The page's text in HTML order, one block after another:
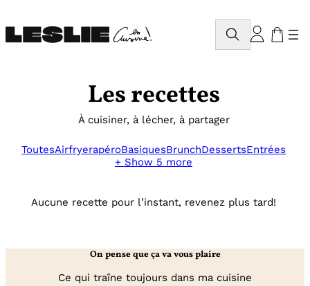
au
contenu
Rechercher
Les recettes
À cuisiner, à lécher, à partager
ToutesAirfryerapéroBasiquesBrunchDessertsEntrées
+ Show 5 more
Aucune recette pour l’instant, revenez plus tard!
On pense que ça va vous plaire
Ce qui traîne toujours dans ma cuisine